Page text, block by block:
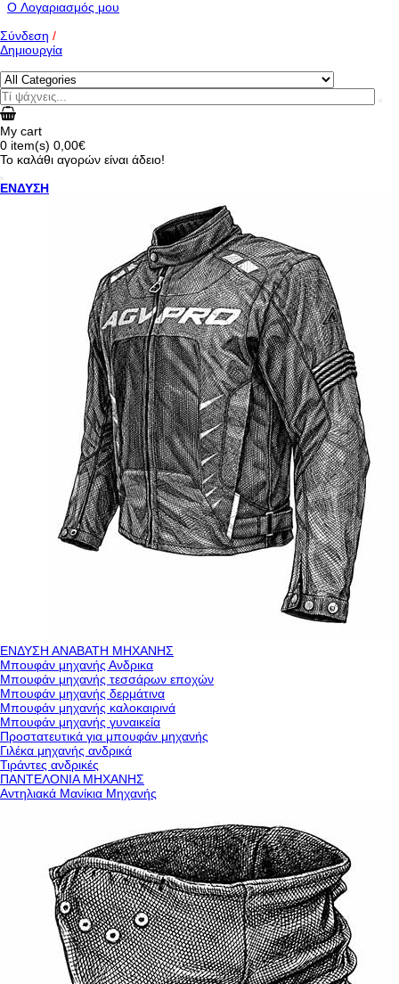
O Λογαριασμός μου
Σύνδεση /
Δημιουργία
My cart
0 item(s) 0,00€
Το καλάθι αγορών είναι άδειο!
ΕΝΔΥΣΗ
ΕΝΔΥΣΗ ΑΝΑΒΑΤΗ ΜΗΧΑΝΗΣ
Μπουφάν μηχανής Ανδρικα
Μπουφάν μηχανής τεσσάρων εποχών
Μπουφάν μηχανής δερμάτινα
Μπουφάν μηχανής καλοκαιρινά
Μπουφάν μηχανής γυναικεία
Προστατευτικά για μπουφάν μηχανής
Γιλέκα μηχανής ανδρικά
Τιράντες ανδρικές
ΠΑΝΤΕΛΟΝΙΑ ΜΗΧΑΝΗΣ
Αντηλιακά Μανίκια Μηχανής